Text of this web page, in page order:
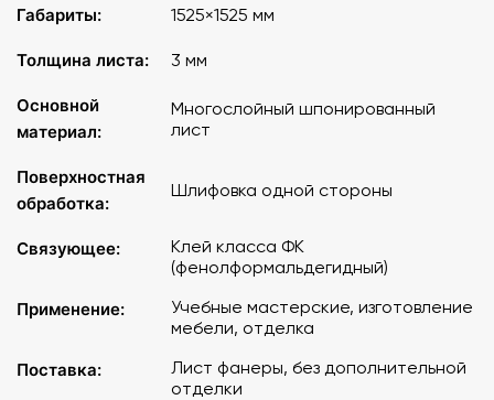
Габариты: 1525×1525 мм
Толщина листа: 3 мм
Основной
материал:
Многослойный шпонированный
лист
Поверхностная
обработка:
Шлифовка одной стороны
Связующее:
Клей класса ФК
(фенолформальдегидный)
Применение:
Учебные мастерские, изготовление
мебели, отделка
Поставка:
Лист фанеры, без дополнительной
отделки